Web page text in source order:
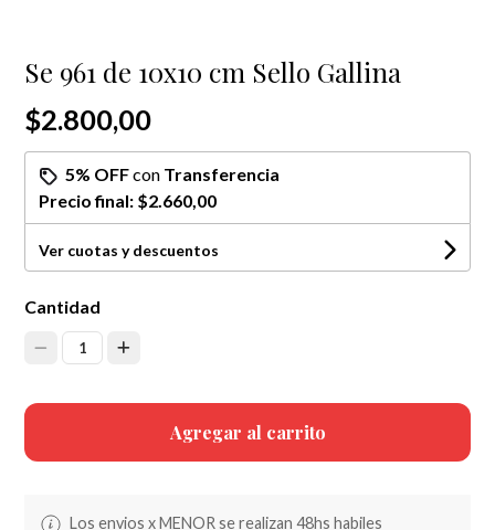
Se 961 de 10x10 cm Sello Gallina
$2.800,00
5% OFFcon Transferencia
Precio final: $2.660,00
Ver cuotas y descuentos
Cantidad
1
Agregar al carrito
Los envios x MENOR se realizan 48hs habiles